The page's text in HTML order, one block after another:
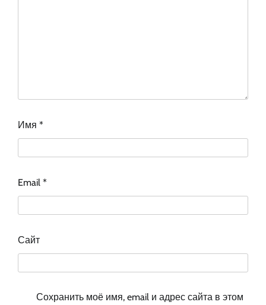
Имя *
Email *
Сайт
Сохранить моё имя, email и адрес сайта в этом